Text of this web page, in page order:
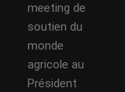
meeting de
soutien du
monde
agricole au
Président